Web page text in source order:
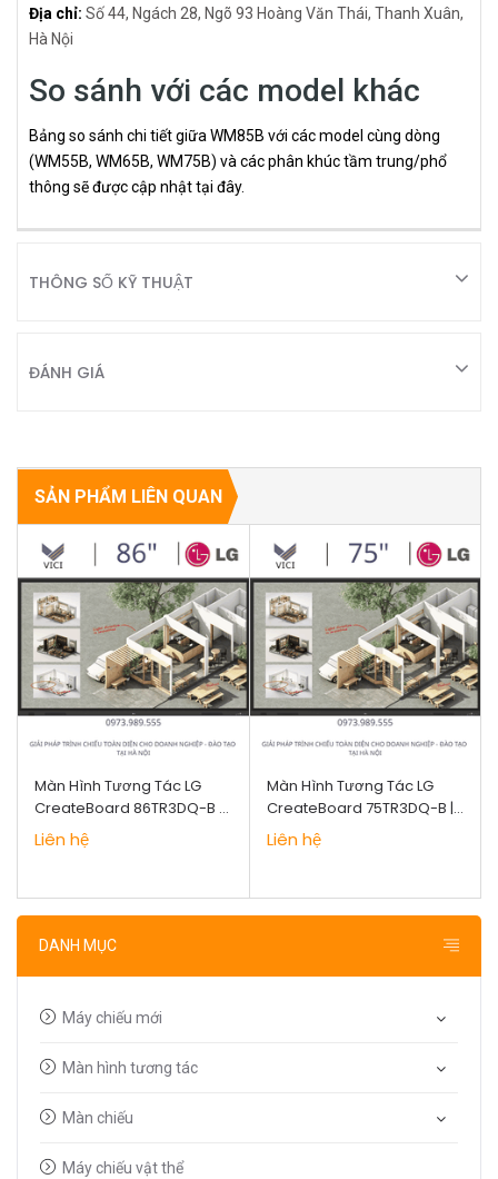
DANH MỤC
Máy chiếu mới
Màn hình tương tác
Màn chiếu
Máy chiếu vật thể
Địa chỉ: Số 44, Ngách 28, Ngõ 93 Hoàng Văn Thái, Thanh Xuân,
Hà Nội
So sánh với các model khác
Bảng so sánh chi tiết giữa WM85B với các model cùng dòng
(WM55B, WM65B, WM75B) và các phân khúc tầm trung/phổ
thông sẽ được cập nhật tại đây.
THÔNG SỐ KỸ THUẬT
ĐÁNH GIÁ
SẢN PHẨM LIÊN QUAN
Màn Hình Tương Tác LG
CreateBoard 86TR3DQ-B |
Màn hình cảm ứng tương
Liên hệ
Màn Hình Tương Tác LG
CreateBoard 75TR3DQ-B |
Màn hình cảm ứng tương
tác thông minh
Liên hệ